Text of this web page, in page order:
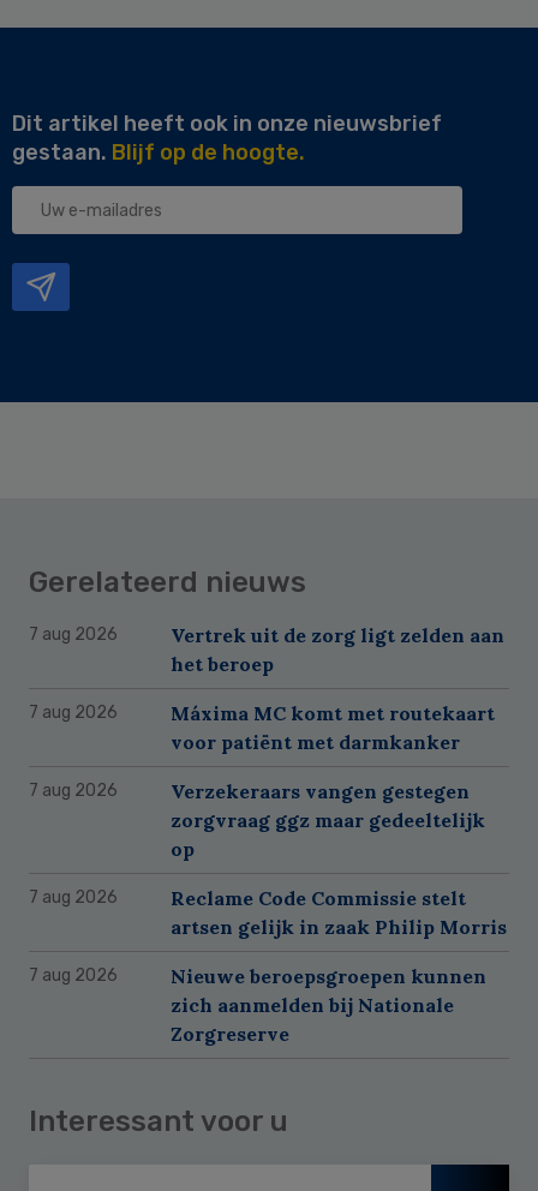
Dit artikel heeft ook in onze nieuwsbrief
gestaan. Blijf op de hoogte.
Uw
Gerelateerd nieuws
7 aug 2026
Vertrek uit de zorg ligt zelden aan
het beroep
7 aug 2026
Máxima MC komt met routekaart
voor patiënt met darmkanker
7 aug 2026
Verzekeraars vangen gestegen
zorgvraag ggz maar gedeeltelijk
op
7 aug 2026
Reclame Code Commissie stelt
artsen gelijk in zaak Philip Morris
7 aug 2026
Nieuwe beroepsgroepen kunnen
zich aanmelden bij Nationale
Zorgreserve
Interessant voor u